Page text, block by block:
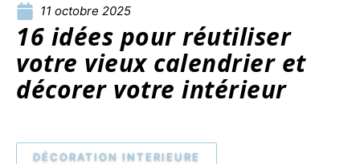
11 octobre 2025
16 idées pour réutiliser
votre vieux calendrier et
décorer votre intérieur
DÉCORATION INTERIEURE